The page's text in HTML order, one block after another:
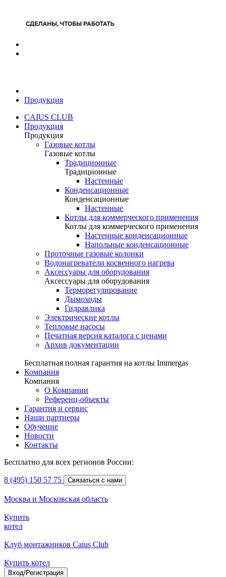
Продукция
CAIUS CLUB
Продукция
Продукция
Газовые котлы
Газовые котлы
Традиционные
Традиционные
Настенные
Конденсационные
Конденсационные
Настенные
Котлы для коммерческого применения
Котлы для коммерческого применения
Настенные конденсационные
Напольные конденсационные
Проточные газовые колонки
Водонагреватели косвенного нагрева
Аксессуары для оборудования
Аксессуары для оборудования
Терморегулирование
Дымоходы
Гидравлика
Электрические котлы
Тепловые насосы
Печатная версия каталога с ценами
Архив документации
Бесплатная полная гарантия на котлы Immergas
Компания
Компания
О Компании
Референц-объекты
Гарантия и сервис
Наши партнеры
Обучение
Новости
Контакты
Бесплатно для всех регионов России:
8 (495) 150 57 75 Связаться с нами
Москва и Московская область
Купить
котел
Клуб монтажников Caius Club
Купить котел
Вход/Регистрация